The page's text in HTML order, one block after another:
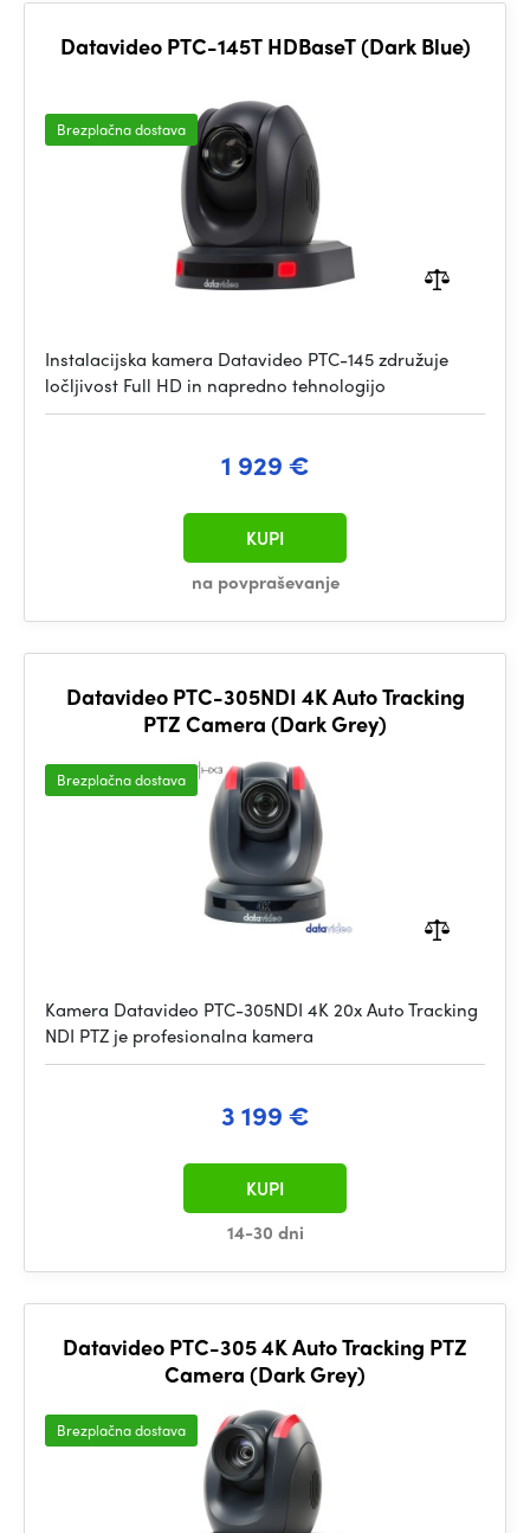
Datavideo PTC-145T HDBaseT (Dark Blue)
Brezplačna dostava
Instalacijska kamera Datavideo PTC-145 združuje
ločljivost Full HD in napredno tehnologijo
1 929 €
na povpraševanje
KUPI
Datavideo PTC-305NDI 4K Auto Tracking
PTZ Camera (Dark Grey)
Brezplačna dostava
Kamera Datavideo PTC-305NDI 4K 20x Auto Tracking
NDI PTZ je profesionalna kamera
3 199 €
14-30 dni
KUPI
Datavideo PTC-305 4K Auto Tracking PTZ
Camera (Dark Grey)
Brezplačna dostava